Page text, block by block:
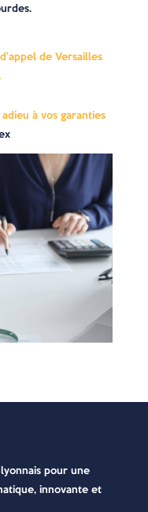
de Versailles
à vos garanties
pour une
innovante et